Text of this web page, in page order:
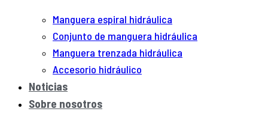
Manguera espiral hidráulica
Conjunto de manguera hidráulica
Manguera trenzada hidráulica
Accesorio hidráulico
Noticias
Sobre nosotros